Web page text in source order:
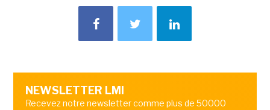
NEWSLETTER LMI
Recevez notre newsletter comme plus de 50000